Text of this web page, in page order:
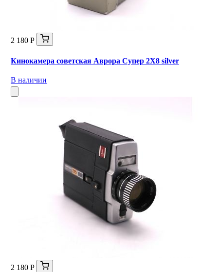
2 180 Р
Кинокамера советская Аврора Супер 2X8 silver
В наличии
2 180 Р